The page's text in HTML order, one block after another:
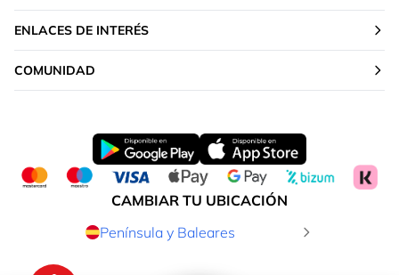
ENLACES DE INTERÉS
COMUNIDAD
CAMBIAR TU UBICACIÓN
Península y Baleares